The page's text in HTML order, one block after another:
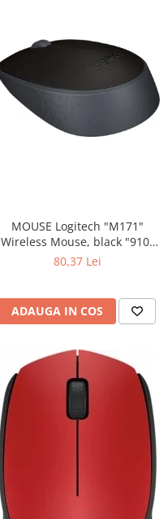
MOUSE Logitech "M171"
Wireless Mouse, black "910-
80,37 Lei
ADAUGA IN COS